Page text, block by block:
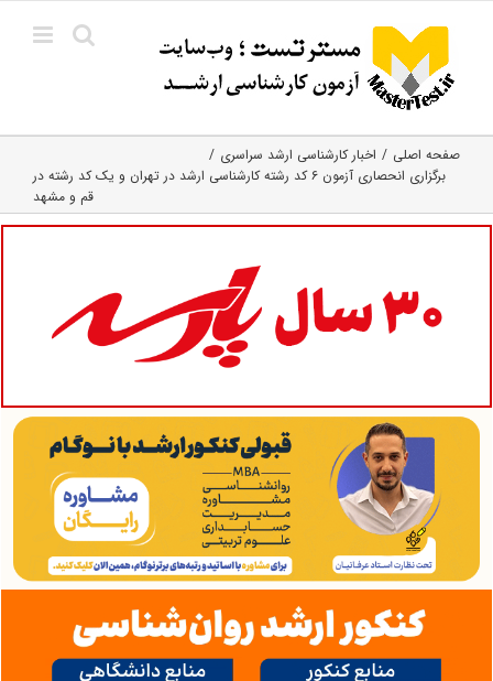
content
صفحه اصلی
اخبار کارشناسی ارشد سراسری
برگزاری انحصاری آزمون ۶ کد رشته کارشناسی ارشد در تهران و یک کد رشته در
قم و مشهد